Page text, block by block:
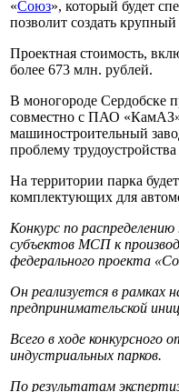
«Союз», который будет
позволит создать крупный
Проектная стоимость,
более 673 млн. рублей.
В моногороде Сердобске
совместно с ПАО «КамАЗ»
машиностроительный
проблему
На территории парка
комплектующих для
Конкурс по
субъектов МСП к
федерального проекта
Он реализуется в рамках
предпринимательской
Всего в ходе
индустриальных парков.
По результатам